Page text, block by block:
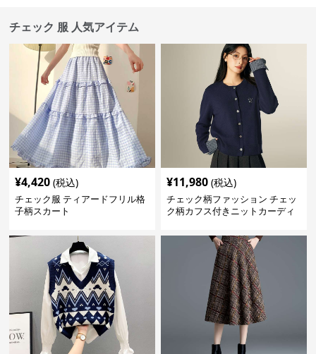
チェック 服 人気アイテム
¥4,420 (税込)
チェック服 ティアードフリル格
子柄スカート
¥11,980 (税込)
チェック柄ファッション チェッ
ク柄カフス付きニットカーディ